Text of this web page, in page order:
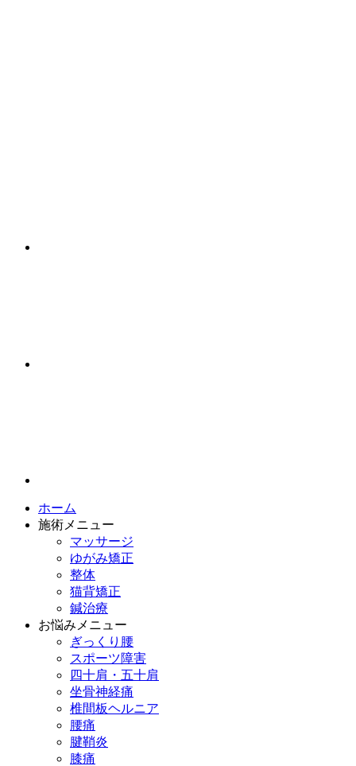
ホーム
施術メニュー
マッサージ
ゆがみ矯正
整体
猫背矯正
鍼治療
お悩みメニュー
ぎっくり腰
スポーツ障害
四十肩・五十肩
坐骨神経痛
椎間板ヘルニア
腰痛
腱鞘炎
膝痛